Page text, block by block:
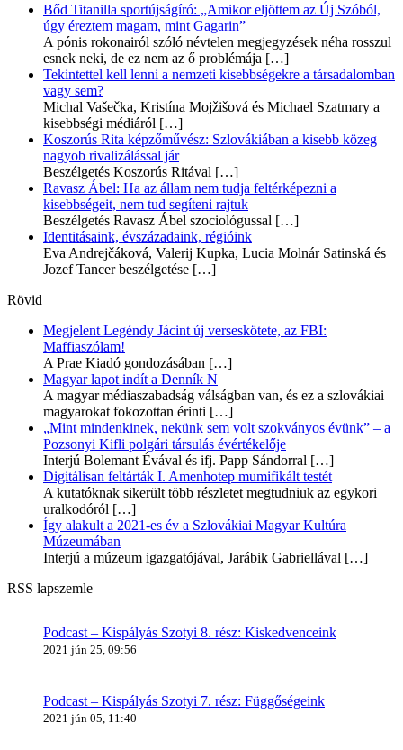
Bőd Titanilla sportújságíró: „Amikor eljöttem az Új Szóból,
úgy éreztem magam, mint Gagarin”
A pónis rokonairól szóló névtelen megjegyzések néha rosszul
esnek neki, de ez nem az ő problémája […]
Tekintettel kell lenni a nemzeti kisebbségekre a társadalomban
vagy sem?
Michal Vašečka, Kristína Mojžišová és Michael Szatmary a
kisebbségi médiáról […]
Koszorús Rita képzőművész: Szlovákiában a kisebb közeg
nagyob rivalizálással jár
Beszélgetés Koszorús Ritával […]
Ravasz Ábel: Ha az állam nem tudja feltérképezni a
kisebbségeit, nem tud segíteni rajtuk
Beszélgetés Ravasz Ábel szociológussal […]
Identitásaink, évszázadaink, régióink
Eva Andrejčáková, Valerij Kupka, Lucia Molnár Satinská és
Jozef Tancer beszélgetése […]
Rövid
Megjelent Legéndy Jácint új verseskötete, az FBI:
Maffiaszólam!
A Prae Kiadó gondozásában […]
Magyar lapot indít a Denník N
A magyar médiaszabadság válságban van, és ez a szlovákiai
magyarokat fokozottan érinti […]
„Mint mindenkinek, nekünk sem volt szokványos évünk” – a
Pozsonyi Kifli polgári társulás évértékelője
Interjú Bolemant Évával és ifj. Papp Sándorral […]
Digitálisan feltárták I. Amenhotep mumifikált testét
A kutatóknak sikerült több részletet megtudniuk az egykori
uralkodóról […]
Így alakult a 2021-es év a Szlovákiai Magyar Kultúra
Múzeumában
Interjú a múzeum igazgatójával, Jarábik Gabriellával […]
RSS lapszemle
Podcast – Kispályás Szotyi 8. rész: Kiskedvenceink
2021 jún 25, 09:56
Podcast – Kispályás Szotyi 7. rész: Függőségeink
2021 jún 05, 11:40